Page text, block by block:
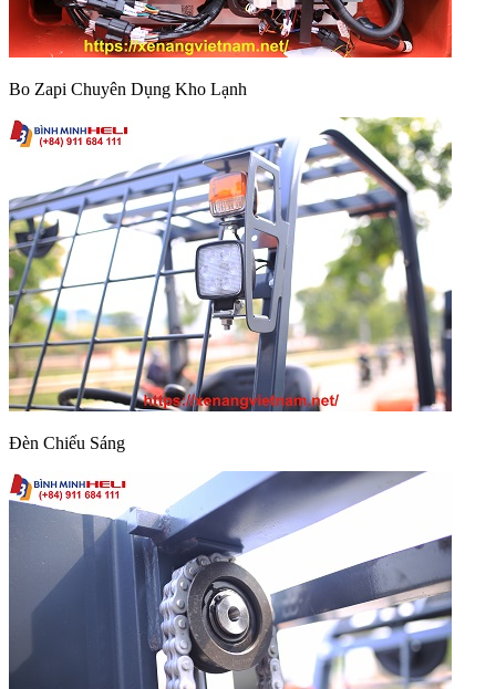
Bo Zapi Chuyên Dụng Kho Lạnh
Đèn Chiếu Sáng